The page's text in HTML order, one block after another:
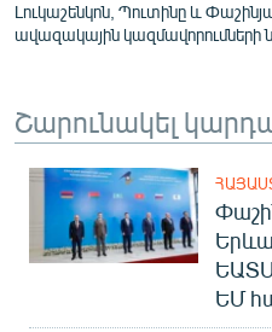
Լուկաշենկոն, Պուտինը և
ավազակային
Շարունակել
ԵՄ